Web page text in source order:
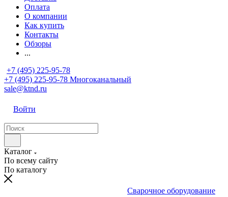
Оплата
О компании
Как купить
Контакты
Обзоры
...
+7 (495) 225-95-78
+7 (495) 225-95-78 Многоканальный
sale@ktnd.ru
Войти
Каталог
По всему сайту
По каталогу
Сварочное оборудование